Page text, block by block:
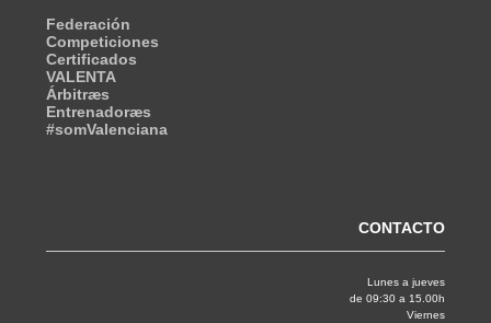
Federación
Competiciones
Certificados
VALENTA
Árbitræs
Entrenadoræs
#somValenciana
CONTACTO
Lunes a jueves
de 09:30 a 15.00h
Viernes